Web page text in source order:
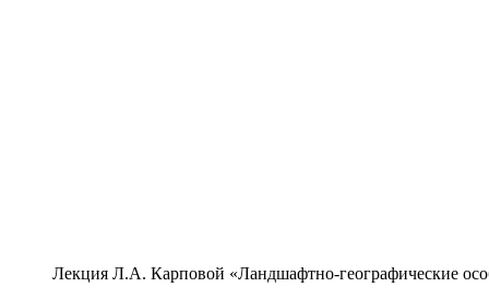
Лекция Л.А. Карповой «Ландшафтно-географические